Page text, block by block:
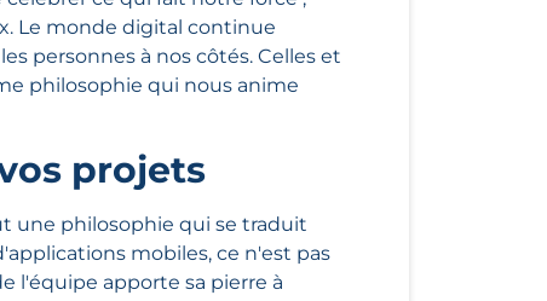
Le monde digital continue
personnes à nos côtés. Celles et
philosophie qui nous anime
projets
une philosophie qui se traduit
mobiles, ce n'est pas
l'équipe apporte sa pierre à